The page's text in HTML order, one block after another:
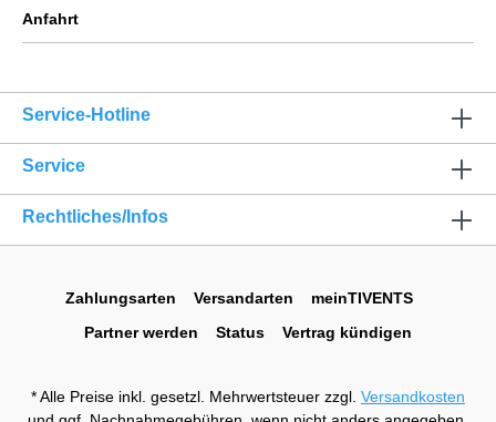
Anfahrt
Service-Hotline
Service
Rechtliches/Infos
Zahlungsarten Versandarten
meinTIVENTS
Partner werden
Status Vertrag kündigen
* Alle Preise inkl. gesetzl. Mehrwertsteuer zzgl. Versandkosten